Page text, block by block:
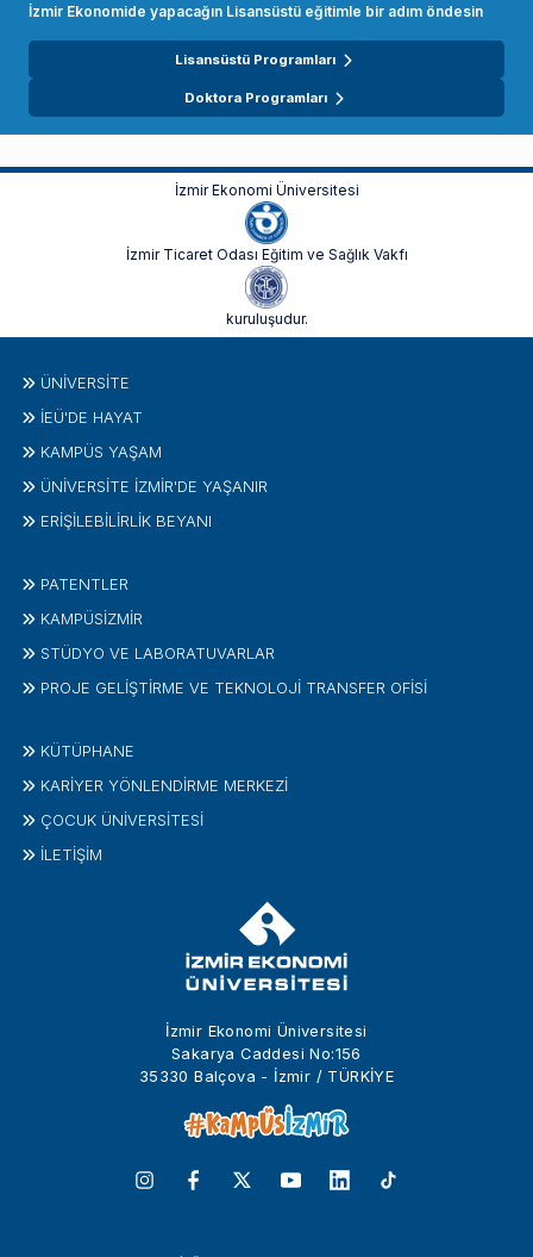
İzmir Ekonomide yapacağın Lisansüstü eğitimle bir adım öndesin
Lisansüstü Programları
Doktora Programları
İzmir Ekonomi Üniversitesi
İzmir Ticaret Odası Eğitim ve Sağlık Vakfı
kuruluşudur.
İzmir Ekonomi Üniversitesi
Sakarya Caddesi No:156
35330 Balçova - İzmir / TÜRKİYE
ÜNIVERSITE
İEÜ'DE HAYAT
KAMPÜS YAŞAM
ÜNİVERSİTE İZMİR'DE YAŞANIR
ERİŞİLEBİLİRLİK BEYANI
PATENTLER
KAMPÜSİZMIR
STÜDYO VE LABORATUVARLAR
PROJE GELIŞTIRME VE TEKNOLOJI TRANSFER OFISI
KÜTÜPHANE
KARİYER YÖNLENDİRME MERKEZİ
ÇOCUK ÜNIVERSITESI
İLETIŞIM